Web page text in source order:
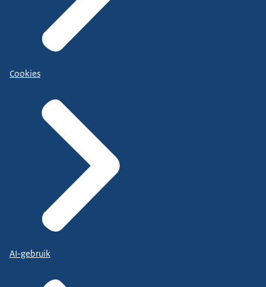
Cookies
AI-gebruik